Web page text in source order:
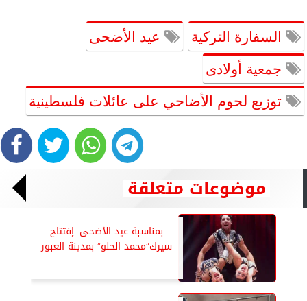
السفارة التركية عيد الأضحى
جمعية أولادى
توزيع لحوم الأضاحي على عائلات فلسطينية
موضوعات متعلقة
بمناسبة عيد الأضحى..إفتتاح
سيرك”محمد الحلو” بمدينة العبور